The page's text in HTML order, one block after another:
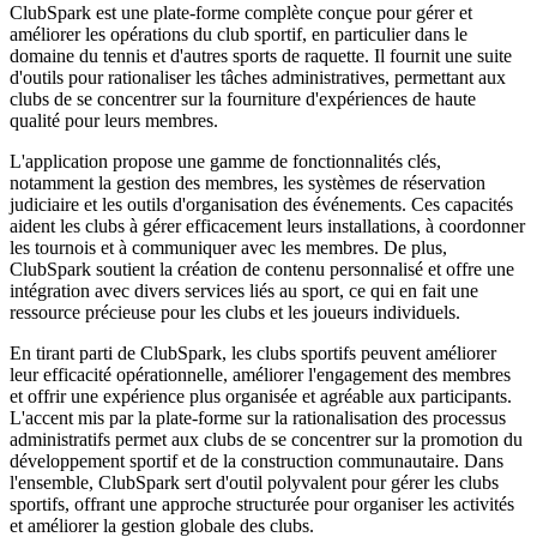
ClubSpark est une plate-forme complète conçue pour gérer et
améliorer les opérations du club sportif, en particulier dans le
domaine du tennis et d'autres sports de raquette. Il fournit une suite
d'outils pour rationaliser les tâches administratives, permettant aux
clubs de se concentrer sur la fourniture d'expériences de haute
qualité pour leurs membres.
L'application propose une gamme de fonctionnalités clés,
notamment la gestion des membres, les systèmes de réservation
judiciaire et les outils d'organisation des événements. Ces capacités
aident les clubs à gérer efficacement leurs installations, à coordonner
les tournois et à communiquer avec les membres. De plus,
ClubSpark soutient la création de contenu personnalisé et offre une
intégration avec divers services liés au sport, ce qui en fait une
ressource précieuse pour les clubs et les joueurs individuels.
En tirant parti de ClubSpark, les clubs sportifs peuvent améliorer
leur efficacité opérationnelle, améliorer l'engagement des membres
et offrir une expérience plus organisée et agréable aux participants.
L'accent mis par la plate-forme sur la rationalisation des processus
administratifs permet aux clubs de se concentrer sur la promotion du
développement sportif et de la construction communautaire. Dans
l'ensemble, ClubSpark sert d'outil polyvalent pour gérer les clubs
sportifs, offrant une approche structurée pour organiser les activités
et améliorer la gestion globale des clubs.